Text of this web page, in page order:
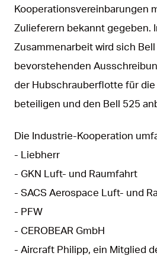
Kooperationsvereinbarungen
Zulieferern bekannt gegeben.
Zusammenarbeit wird sich
bevorstehenden
der Hubschrauberflotte für
beteiligen und den Bell 525
Die Industrie-Kooperation
- Liebherr
- GKN Luft- und Raumfahrt
- SACS Aerospace Luft- und
- PFW
- CEROBEAR GmbH
- Aircraft Philipp, ein Mitglied